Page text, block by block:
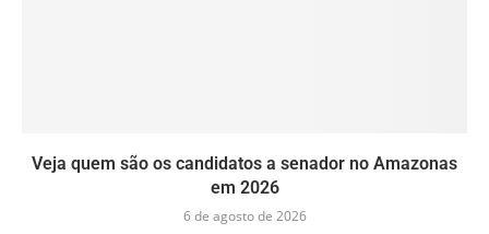
Veja quem são os candidatos a senador no Amazonas
em 2026
6 de agosto de 2026